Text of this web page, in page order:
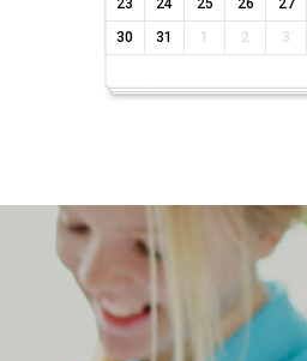
23
24 25 26 27
30
31 1 2 3